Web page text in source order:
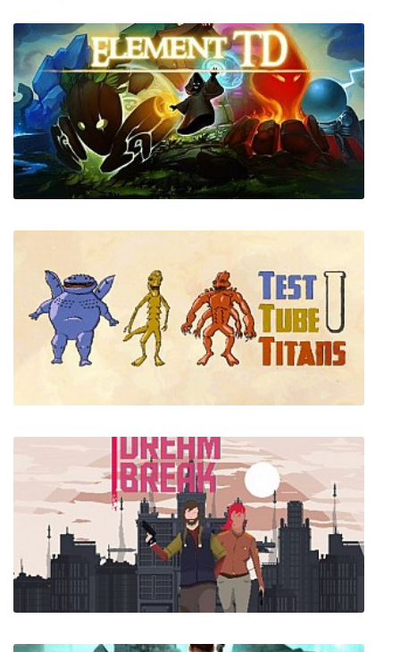
Element TD
Test Tube Titans